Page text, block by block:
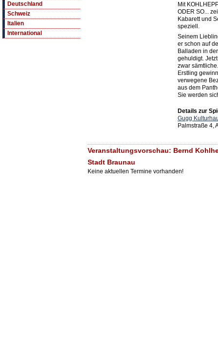
Deutschland
Schweiz
Italien
International
Mit
ODER SO...
Kabarett und
speziell.
Seinem
er schon auf
Balladen in
gehuldigt.
zwar
Erstling
verwegene
aus dem
Sie werden
Details zur
Gugg
Palmstraße 4,
Veranstaltungsvorschau: Bernd
Stadt Braunau
Keine aktuellen Termine vorhanden!